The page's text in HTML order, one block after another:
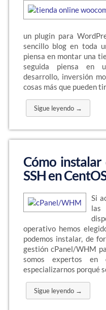
un plugin para
sencillo blog en toda
piensa en montar una
seguida piensa en
desarrollo, inversión
cosas más que pueden
Sigue leyendo →
Cómo
SSH en
Si
las
operativo hemos
podemos instalar, de
gestión cPanel/WHM
somos expertos en
especializarnos porqué
Sigue leyendo →